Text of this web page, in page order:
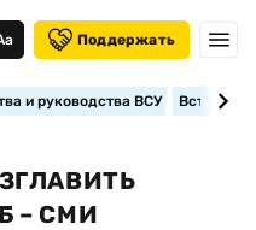
Поддержать
и руководства ВСУ
– СМИ